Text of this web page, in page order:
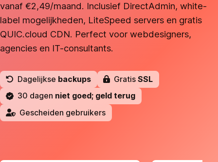
vanaf €2,49/maand. Inclusief DirectAdmin, white-
label mogelijkheden, LiteSpeed servers en gratis
QUIC.cloud CDN. Perfect voor webdesigners,
agencies en IT-consultants.
Dagelijkse backups Gratis SSL
30 dagen niet goed; geld terug
Gescheiden gebruikers